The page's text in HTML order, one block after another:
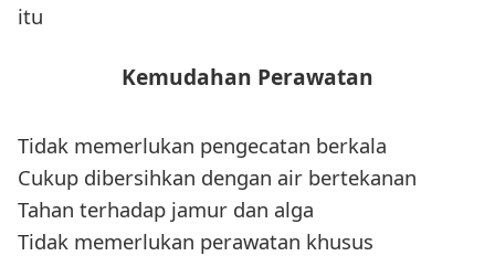
itu
Kemudahan Perawatan
Tidak memerlukan pengecatan berkala
Cukup dibersihkan dengan air bertekanan
Tahan terhadap jamur dan alga
Tidak memerlukan perawatan khusus